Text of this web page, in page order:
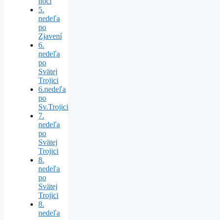
5.
nedeľa
po
Zjavení
6.
nedeľa
po
Svätej
Trojici
6.nedeľa
po
Sv.Trojici
7.
nedeľa
po
Svätej
Trojici
8.
nedeľa
po
Svätej
Trojici
8.
nedeľa